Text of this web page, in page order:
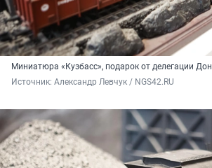
Миниатюра «Кузбасс», подарок от делегации
Источник: Александр Левчук / NGS42.RU